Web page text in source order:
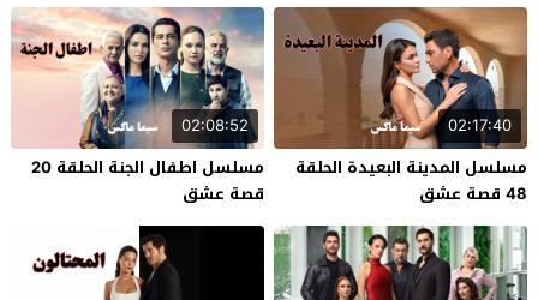
02:17:40
مسلسل المدينة البعيدة الحلقة
48 قصة عشق
02:08:52
مسلسل اطفال الجنة الحلقة 20
قصة عشق